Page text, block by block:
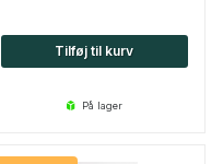
Tilføj til kurv
på lager